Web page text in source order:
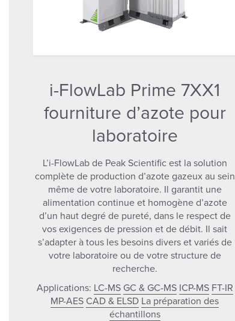
i-FlowLab Prime 7XX1
fourniture d’azote pour
laboratoire
L’i-FlowLab de Peak Scientific est la solution
complète de production d’azote gazeux au sein
même de votre laboratoire. Il garantit une
alimentation continue et homogène d’azote
d’un haut degré de pureté, dans le respect de
vos exigences de pression et de débit. Il sait
s’adapter à tous les besoins divers et variés de
votre laboratoire ou de votre structure de
recherche.
Applications: LC-MS GC & GC-MS ICP-MS FT-IR
MP-AES CAD & ELSD La préparation des
échantillons